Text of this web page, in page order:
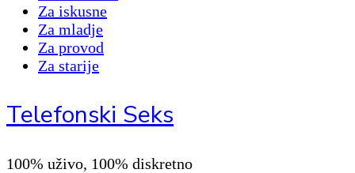
Za iskusne
Za mladje
Za provod
Za starije
Telefonski Seks
100% uživo, 100% diskretno